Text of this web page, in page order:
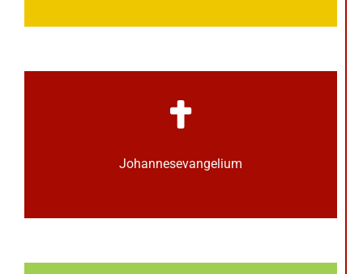
Johannes­­evangelium